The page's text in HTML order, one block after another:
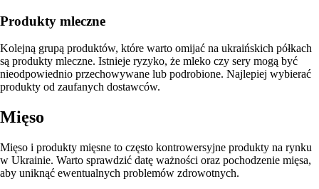
Produkty mleczne
Kolejną grupą produktów, które warto omijać na ukraińskich półkach
są produkty mleczne. Istnieje ryzyko, że mleko czy sery mogą być
nieodpowiednio przechowywane lub podrobione. Najlepiej wybierać
produkty od zaufanych dostawców.
Mięso
Mięso i produkty mięsne to często kontrowersyjne produkty na rynku
w Ukrainie. Warto sprawdzić datę ważności oraz pochodzenie mięsa,
aby uniknąć ewentualnych problemów zdrowotnych.